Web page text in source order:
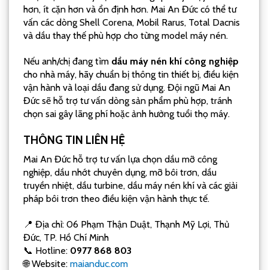
hơn, ít cặn hơn và ổn định hơn. Mai An Đức có thể tư
vấn các dòng Shell Corena, Mobil Rarus, Total Dacnis
và dầu thay thế phù hợp cho từng model máy nén.
Nếu anh/chị đang tìm dầu máy nén khí công nghiệp
cho nhà máy, hãy chuẩn bị thông tin thiết bị, điều kiện
vận hành và loại dầu đang sử dụng. Đội ngũ Mai An
Đức sẽ hỗ trợ tư vấn dòng sản phẩm phù hợp, tránh
chọn sai gây lãng phí hoặc ảnh hưởng tuổi thọ máy.
THÔNG TIN LIÊN HỆ
Mai An Đức hỗ trợ tư vấn lựa chọn dầu mỡ công
nghiệp, dầu nhớt chuyên dụng, mỡ bôi trơn, dầu
truyền nhiệt, dầu turbine, dầu máy nén khí và các giải
pháp bôi trơn theo điều kiện vận hành thực tế.
📍 Địa chỉ: 06 Phạm Thận Duật, Thạnh Mỹ Lợi, Thủ
Đức, TP. Hồ Chí Minh
📞 Hotline: 0977 868 803
🌐 Website: maianduc.com